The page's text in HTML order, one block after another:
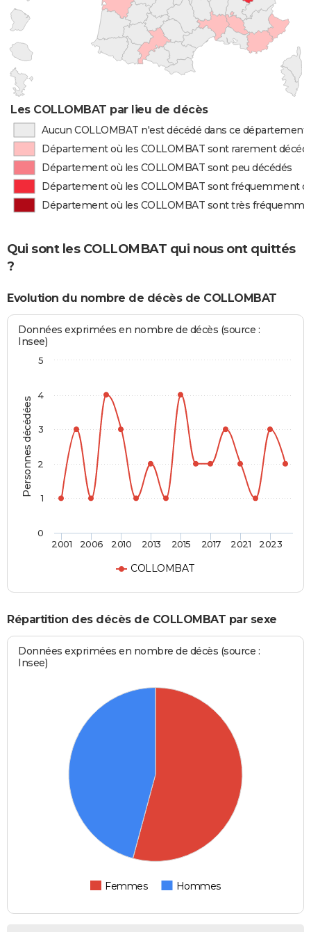
Les COLLOMBAT par lieu de décès
Aucun COLLOMBAT n'est décédé dans ce département
Département où les COLLOMBAT sont rarement
Département où les COLLOMBAT sont peu décédés
Département où les COLLOMBAT sont fréquemment
Département où les COLLOMBAT sont très
Qui sont les COLLOMBAT qui nous ont quittés
?
Evolution du nombre de décès de COLLOMBAT
Personnes décédées
Données exprimées en nombre de décès (source :
Insee)
COLLOMBAT
2001 2006 2010 2013 2015 2017 2021 2023
0
1
2
3
4
5
Répartition des décès de COLLOMBAT par sexe
Données exprimées en nombre de décès (source :
Insee)
Femmes Hommes